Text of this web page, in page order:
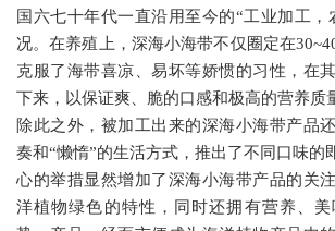
国六七十年代一直沿用至今的“工业加工，
况。在养殖上，深海小海带不仅圈定在
克服了海带喜凉、易坏等娇惯的习性，在
下来，以保证爽、脆的口感和极高的营养质
除此之外，被加工出来的深海小海带产品
奏和“懒惰”的生活方式，推出了不同口味的
心的举措显然增加了深海小海带产品的关
洋植物绿色的特性，同时还拥有营养、